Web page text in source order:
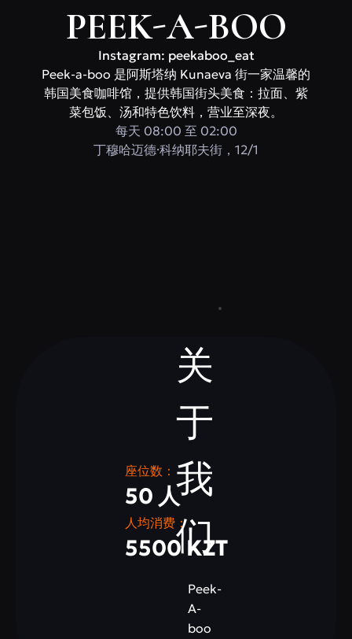
PEEK-A-BOO
Instagram: peekaboo_eat
Peek-a-boo 是阿斯塔纳 Kunaeva 街一家温馨的
韩国美食咖啡馆，提供韩国街头美食：拉面、紫
菜包饭、汤和特色饮料，营业至深夜。
每天 08:00 至 02:00
​丁穆哈迈德·科纳耶夫街，12/1
关
于
我
们
Peek-
A-
boo
座位数：
50 人
人均消费：
5500 KZT